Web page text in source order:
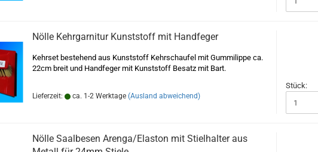
Nölle Kehrgarnitur Kunststoff mit Handfeger
Kehrset bestehend aus Kunststoff Kehrschaufel mit Gummilippe ca.
22cm breit und Handfeger mit Kunststoff Besatz mit Bart.
Lieferzeit: ca. 1-2 Werktage (Ausland abweichend)
Stück:
Nölle Saalbesen Arenga/Elaston mit Stielhalter aus